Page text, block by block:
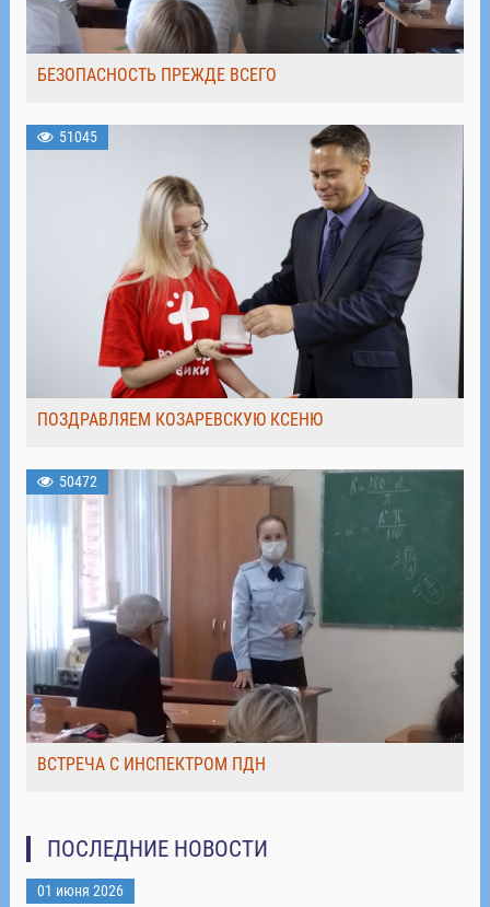
БЕЗОПАСНОСТЬ ПРЕЖДЕ ВСЕГО
51045
ПОЗДРАВЛЯЕМ КОЗАРЕВСКУЮ КСЕНЮ
50472
ВСТРЕЧА С ИНСПЕКТРОМ ПДН
ПОСЛЕДНИЕ НОВОСТИ
01 июня 2026